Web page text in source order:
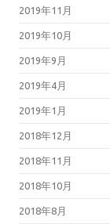
2019年11月
2019年10月
2019年9月
2019年4月
2019年1月
2018年12月
2018年11月
2018年10月
2018年8月